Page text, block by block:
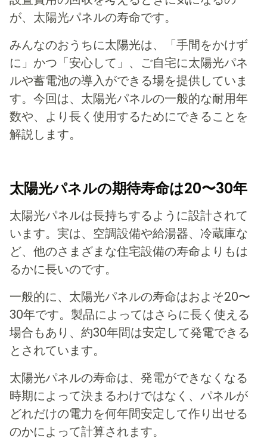
が、太陽光パネルの寿命です。
みんなのおうちに太陽光は、「手間をかけず
に」かつ「安心して」、ご自宅に太陽光パネ
ルや蓄電池の導入ができる場を提供していま
す。今回は、太陽光パネルの一般的な耐用年
数や、より長く使用するためにできることを
解説します。
太陽光パネルの期待寿命は20〜30年
太陽光パネルは長持ちするように設計されて
います。実は、空調設備や給湯器、冷蔵庫な
ど、他のさまざまな住宅設備の寿命よりもは
るかに長いのです。
一般的に、太陽光パネルの寿命はおよそ20〜
30年です。製品によってはさらに長く使える
場合もあり、約30年間は安定して発電できる
とされています。
太陽光パネルの寿命は、発電ができなくなる
時期によって決まるわけではなく、パネルが
どれだけの電力を何年間安定して作り出せる
のかによって計算されます。